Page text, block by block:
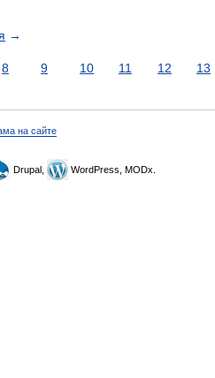
→
8 9 10 11 12 13
на сайте
Drupal, WordPress, MODx.